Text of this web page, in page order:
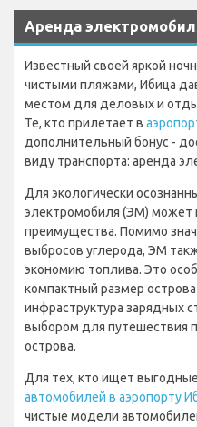
Аренда
Известный своей яркой
чистыми пляжами, Ибица
местом для деловых и
Те, кто прилетает в
дополнительный бонус -
виду транспорта: аренда
Для экологически
электромобиля (ЭМ) может
преимущества. Помимо
выбросов углерода, ЭМ
экономию топлива. Это
компактный размер
инфраструктура зарядных
выбором для путешествия
острова.
Для тех, кто ищет
автомобилей в аэропорту
чистые модели